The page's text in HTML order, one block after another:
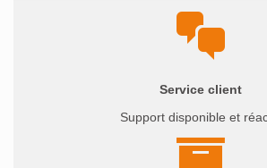
Service client
Support disponible et